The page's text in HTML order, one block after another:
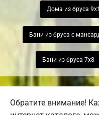
Дома из бруса
Бани из бруса с
Бани из бруса 7х8
Обратите внимание!